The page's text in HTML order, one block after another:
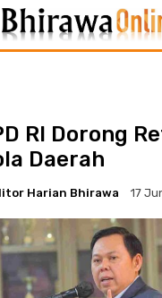
RI Dorong
Daerah
Harian Bhirawa 17